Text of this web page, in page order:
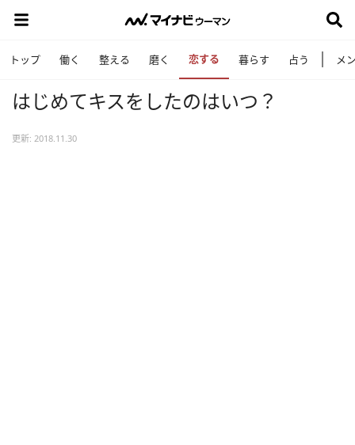
トップ 働く 整える 磨く 恋する 暮らす 占う メ
はじめてキスをしたのはいつ？
更新: 2018.11.30